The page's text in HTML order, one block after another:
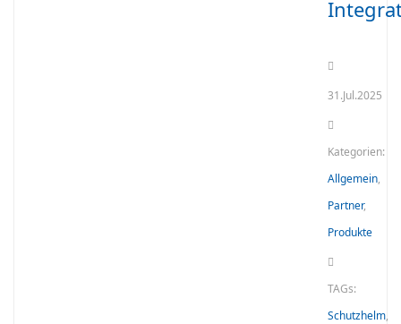
31.Jul.2025
Kategorien:
Allgemein,
Partner,
Produkte
TAGs:
Schutzhelm,